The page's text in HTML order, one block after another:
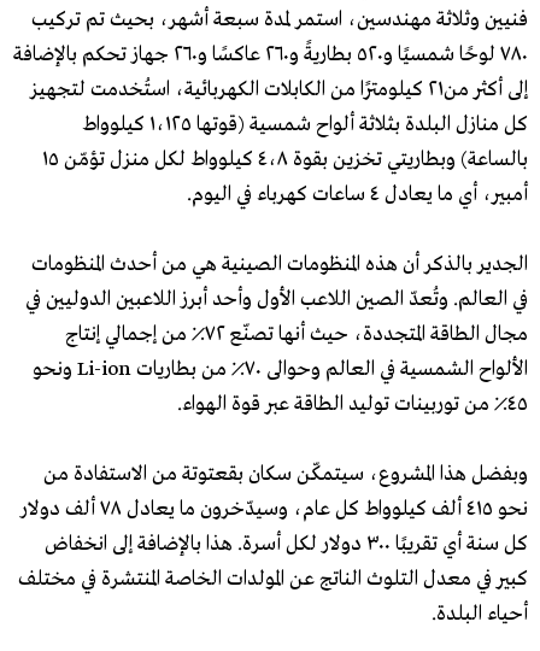
فنيين وثلاثة مهندسين، استمر لمدة سبعة أشهر، بحيث تم تركيب
٧٨٠ لوحًا شمسيًا و٥٢٠ بطاريةً و٢٦٠ عاكسًا و٢٦٠ جهاز تحكم بالإضافة
إلى أكثر من٢١ كيلومترًا من الكابلات الكهربائية، استُخدمت لتجهيز
كل منازل البلدة بثلاثة ألواح شمسية (قوتها ١،١٢٥ كيلوواط
بالساعة) وبطاريتي تخزين بقوة ٤،٨ كيلوواط لكل منزل تؤمّن ١٥
أمبير، أي ما يعادل ٤ ساعات كهرباء في اليوم.
الجدير بالذكر أن هذه المنظومات الصينية هي من أحدث المنظومات
في العالم. وتُعدّ الصين اللاعب الأول وأحد أبرز اللاعبين الدوليين في
مجال الطاقة المتجددة، حيث أنها تصنّع ٧٢٪ من إجمالي إنتاج
الألواح الشمسية في العالم وحوالى ٧٠٪ من بطاريات Li-ion ونحو
٤٥٪ من توربينات توليد الطاقة عبر قوة الهواء.
وبفضل هذا المشروع، سيتمكّن سكان بقعتوتة من الاستفادة من
نحو ٤١٥ ألف كيلوواط كل عام، وسيدّخرون ما يعادل ٧٨ ألف دولار
كل سنة أي تقريبًا ٣٠٠ دولار لكل أسرة. هذا بالإضافة إلى انخفاض
كبير في معدل التلوث الناتج عن المولدات الخاصة المنتشرة في مختلف
أحياء البلدة.